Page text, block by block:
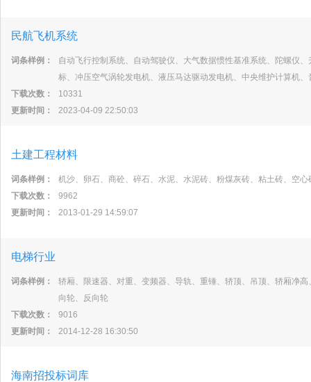
民航飞机系统
词条样例：
自动飞行控制系统、自动驾驶仪、大气数据惯性基准系统、陀螺仪
标、冲压空气涡轮发电机、液压马达驱动发电机、中央维护计算机
下载次数：
10331
更新时间：
2023-04-09 22:50:03
土建工程材料
词条样例：
机沙、卵石、商砼、碎石、水泥、水泥砖、粉煤灰砖、粘土砖、空
下载次数：
9962
更新时间：
2013-01-29 14:59:07
电梯行业
词条样例：
轿厢、限速器、对重、变频器、导轨、重锤、轿顶、吊顶、轿厢净
向轮、反向轮
下载次数：
9016
更新时间：
2014-12-28 16:30:50
海南招投标词库